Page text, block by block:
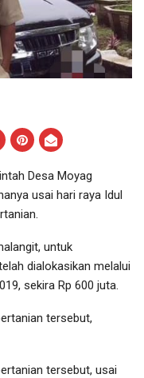
Desa Moyag
usai hari raya Idul
untuk
dialokasikan melalui
sekira Rp 600 juta.
tersebut,
tersebut, usai